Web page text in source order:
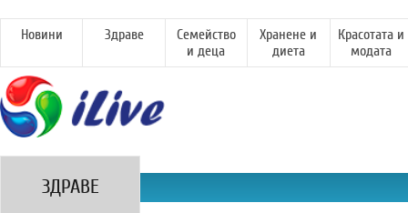
Новини Здраве
Семейство
и деца
Хранене и
диета
Красотата и
модата
ЗДРАВЕ